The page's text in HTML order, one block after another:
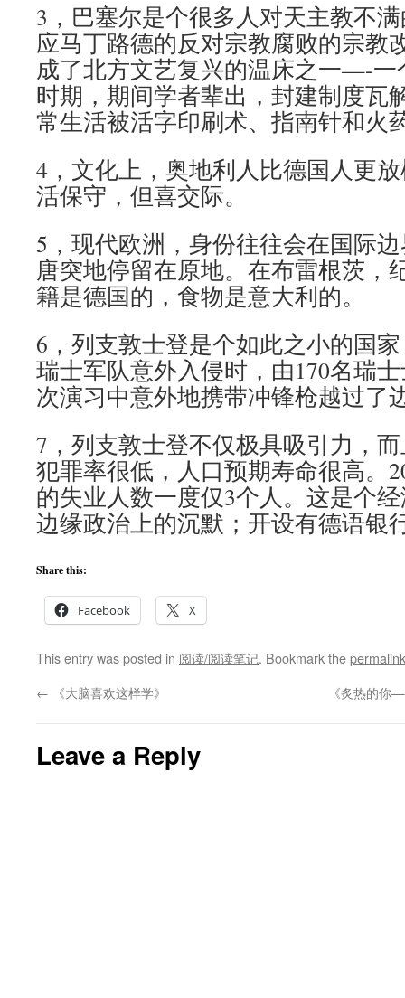
3，巴塞尔是个很多人对天主教不
应马丁路德的反对宗教腐败的宗教
成了北方文艺复兴的温床之一—-一
时期，期间学者辈出，封建制度瓦
常生活被活字印刷术、指南针和火
4，文化上，奥地利人比德国人更
活保守，但喜交际。
5，现代欧洲，身份往往会在国际
唐突地停留在原地。在布雷根茨，
籍是德国的，食物是意大利的。
6，列支敦士登是个如此之小的国
瑞士军队意外入侵时，由170名瑞
次演习中意外地携带冲锋枪越过了
7，列支敦士登不仅极具吸引力，
犯罪率很低，人口预期寿命很高。
的失业人数一度仅3个人。这是个
边缘政治上的沉默；开设有德语银
Share this:
Facebook X
This entry was posted in 阅读/阅读笔记. Bookmark thepermalink
← 《大脑喜欢这样学》 《炙热的你
Leave a Reply